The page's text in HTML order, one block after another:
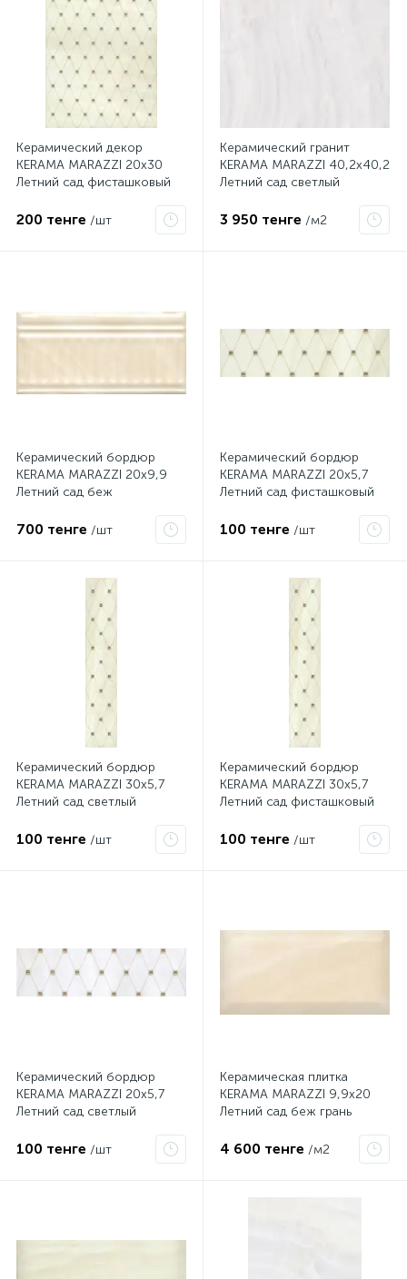
Керамический декор
KERAMA MARAZZI 20х30
Летний сад фисташковый
200 тенге /шт
Керамический гранит
KERAMA MARAZZI 40,2х40,2
Летний сад светлый
3 950 тенге /м2
Керамический бордюр
KERAMA MARAZZI 20х9,9
Летний сад беж
19017\3F
700 тенге /шт
Керамический бордюр
KERAMA MARAZZI 20х5,7
Летний сад фисташковый
100 тенге /шт
Керамический бордюр
KERAMA MARAZZI 30х5,7
Летний сад светлый
100 тенге /шт
Керамический бордюр
KERAMA MARAZZI 30х5,7
Летний сад фисташковый
100 тенге /шт
Керамический бордюр
KERAMA MARAZZI 20х5,7
Летний сад светлый
100 тенге /шт
Керамическая плитка
KERAMA MARAZZI 9,9х20
Летний сад беж грань
4 600 тенге /м2